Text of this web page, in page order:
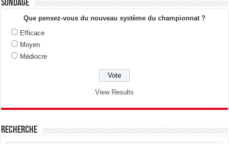
Sondage
Que pensez-vous du nouveau système du championnat ?
Efficace
Moyen
Médiocre
View Results
Recherche